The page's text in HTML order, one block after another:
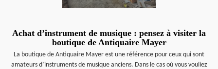
Achat d’instrument de musique : pensez à visiter la
boutique de Antiquaire Mayer
La boutique de Antiquaire Mayer est une référence pour ceux qui sont
amateurs d’instruments de musique anciens. Dans le cas où vous vouliez